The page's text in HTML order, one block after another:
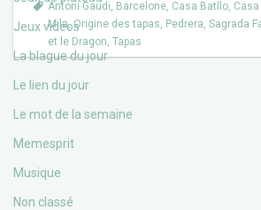
Jeux vidéos
La blague du jour
Le lien du jour
Le mot de la semaine
Memesprit
Musique
Non classé
Antoni Gaudi, Barcelone, Casa Batllo,
Mila,Origine des tapas, Pedrera, Sagrada
et le Dragon, Tapas